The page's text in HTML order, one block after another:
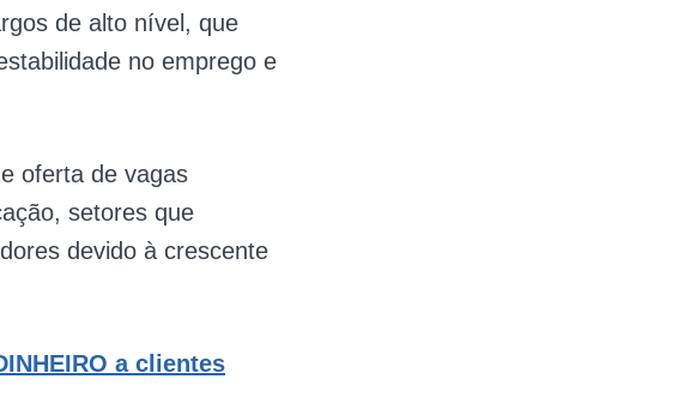
de alto nível, que
no emprego e
oferta de vagas
setores que
devido à crescente
a clientes